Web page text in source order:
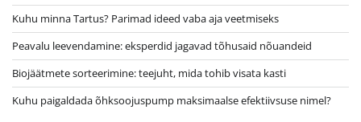
Kuhu minna Tartus? Parimad ideed vaba aja veetmiseks
Peavalu leevendamine: eksperdid jagavad tõhusaid nõuandeid
Biojäätmete sorteerimine: teejuht, mida tohib visata kasti
Kuhu paigaldada õhksoojuspump maksimaalse efektiivsuse nimel?